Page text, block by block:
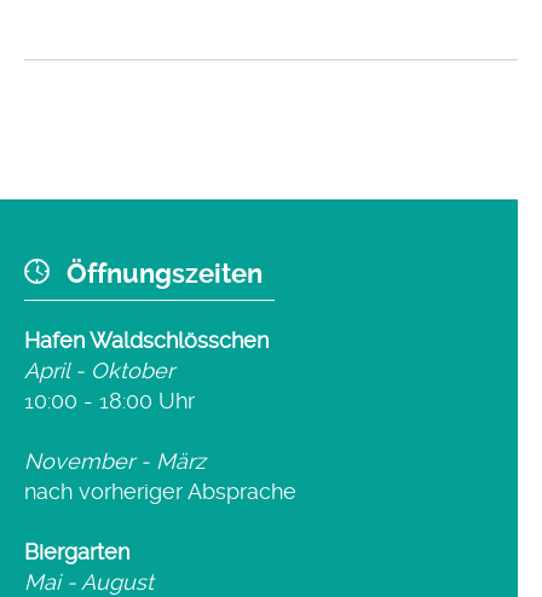
Öffnungszeiten
Hafen Waldschlösschen
April - Oktober
10:00 - 18:00 Uhr
November - März
nach vorheriger Absprache
Biergarten
Mai - August